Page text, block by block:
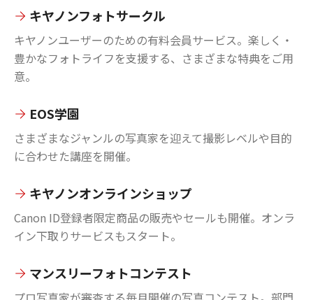
キヤノンフォトサークル
キヤノンユーザーのための有料会員サービス。楽しく・
豊かなフォトライフを支援する、さまざまな特典をご用
意。
EOS学園
さまざまなジャンルの写真家を迎えて撮影レベルや目的
に合わせた講座を開催。
キヤノンオンラインショップ
Canon ID登録者限定商品の販売やセールも開催。オンラ
イン下取りサービスもスタート。
マンスリーフォトコンテスト